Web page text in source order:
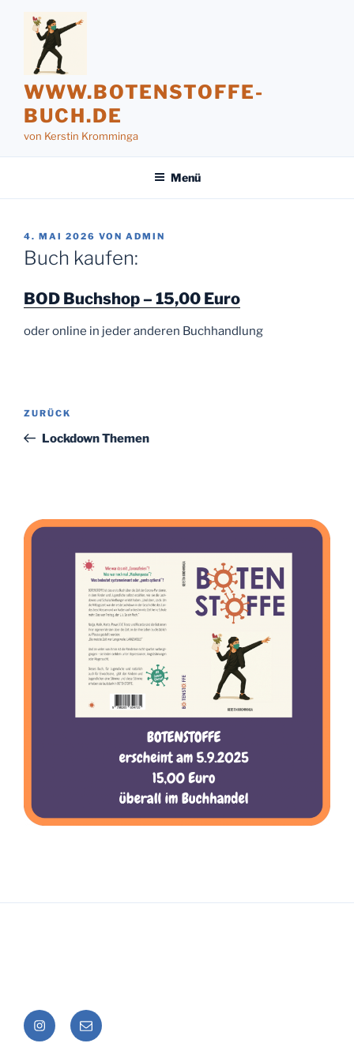
springen
WWW.BOTENSTOFFE-
BUCH.DE
von Kerstin Kromminga
Menü
VERÖFFENTLICHT
AM
4. MAI 2026 VON ADMIN
Buch kaufen:
BOD Buchshop – 15,00 Euro
oder online in jeder anderen Buchhandlung
Beitragsnavigation
Vorheriger
Beitrag
ZURÜCK
Lockdown Themen
Instagram
E-
Mail